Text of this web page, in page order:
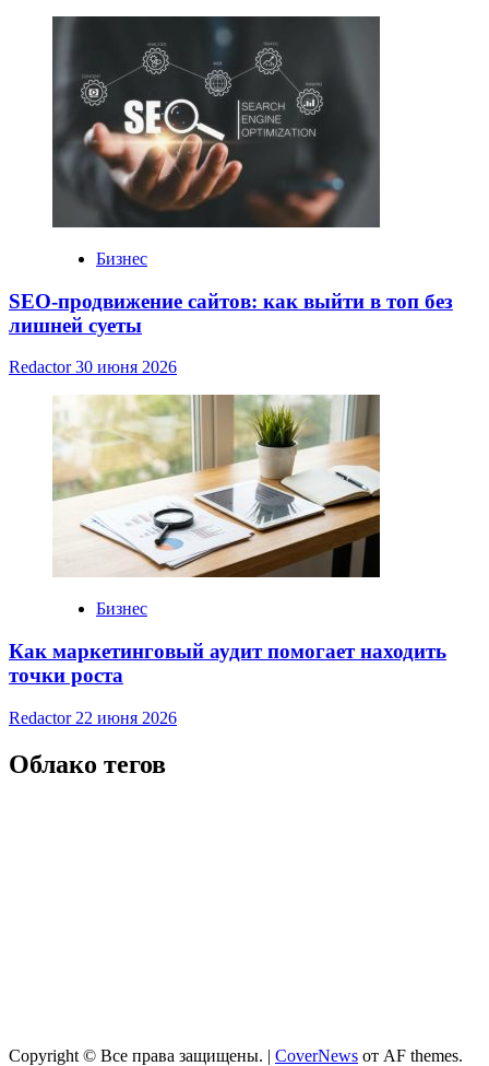
Бизнес
SEO-продвижение сайтов: как выйти в топ без
лишней суеты
Redactor30 июня 2026
Бизнес
Как маркетинговый аудит помогает находить
точки роста
Redactor 22 июня 2026
Облако тегов
Copyright © Все права защищены. | CoverNews от AF themes.